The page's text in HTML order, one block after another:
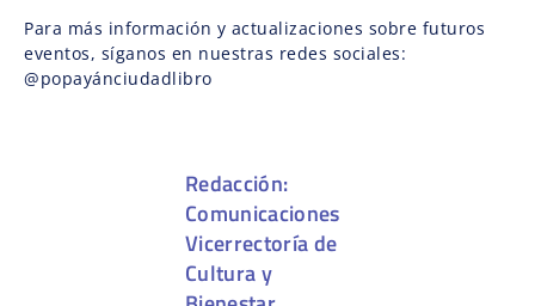
Para más información y actualizaciones sobre futuros
eventos, síganos en nuestras redes sociales:
@popayánciudadlibro
Redacción:
Comunicaciones
Vicerrectoría de
Cultura y